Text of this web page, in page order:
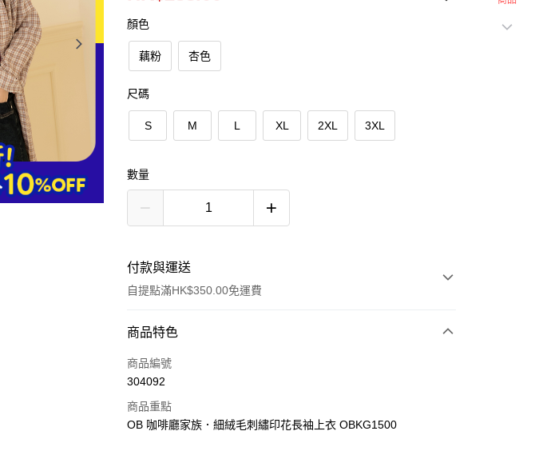
顏色
藕粉 杏色
尺碼
S M L XL 2XL 3XL
數量
付款與運送
自提點滿HK$350.00免運費
付款方式
信用卡
AlipayHK
商品特色
商品編號
304092
商品重點
OB 咖啡廳家族．細絨毛刺繡印花長袖上衣 OBKG1500